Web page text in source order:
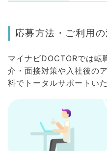
応募方法・ご利用
マイナビDOCTORでは転
介・面接対策や入社後の
料でトータルサポートいた